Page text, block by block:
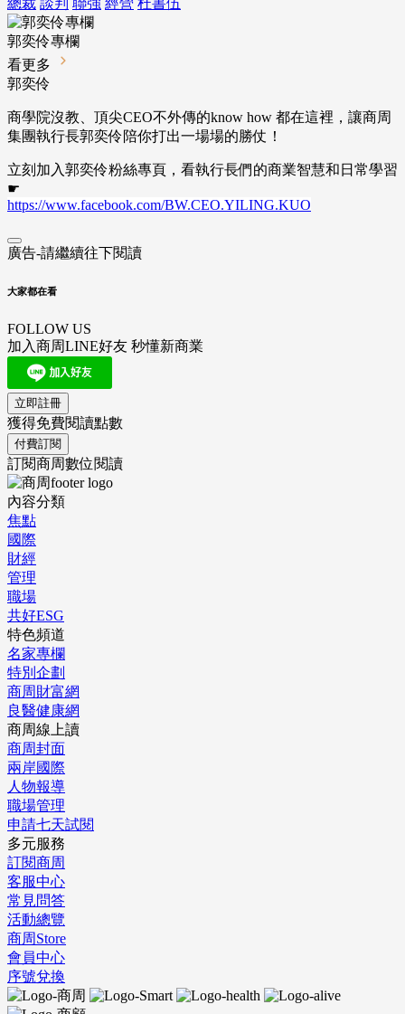
總裁 談判 聯強 經營 杜書伍
郭奕伶專欄
看更多
郭奕伶
商學院沒教、頂尖CEO不外傳的know how 都在這裡，讓商周
集團執行長郭奕伶陪你打出一場場的勝仗！
立刻加入郭奕伶粉絲專頁，看執行長們的商業智慧和日常學習
☛
https://www.facebook.com/BW.CEO.YILING.KUO
廣告-請繼續往下閱讀
大家都在看
FOLLOW US
加入商周LINE好友 秒懂新商業
立即註冊
獲得免費閱讀點數
付費訂閱
訂閱商周數位閱讀
內容分類
焦點
國際
財經
管理
職場
共好ESG
特色頻道
名家專欄
特別企劃
商周財富網
良醫健康網
商周線上讀
商周封面
兩岸國際
人物報導
職場管理
申請七天試閱
多元服務
訂閱商周
客服中心
常見問答
活動總覽
商周Store
會員中心
序號兌換